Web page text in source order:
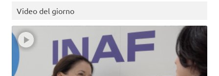
Video del giorno